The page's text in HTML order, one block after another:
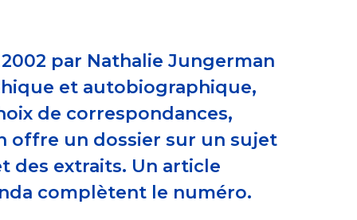
par Nathalie Jungerman
et autobiographique,
de correspondances,
offre un dossier sur un sujet
extraits. Un article
complètent le numéro.